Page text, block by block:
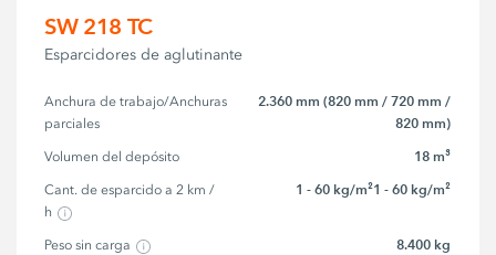
SW 218 TC
Esparcidores de aglutinante
Anchura de trabajo/Anchuras
parciales
2.360 mm (820 mm / 720 mm /
820 mm)
Volumen del depósito 18 m³
Cant. de esparcido a 2 km /
h
1 - 60 kg/m²1 - 60 kg/m²
Peso sin carga 8.400 kg